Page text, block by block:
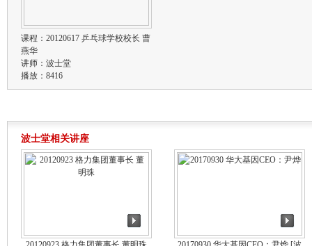
课程： 20120617 乒乓球学校校长 曹
燕华
讲师： 波士堂
播放：8416
波士堂相关讲座